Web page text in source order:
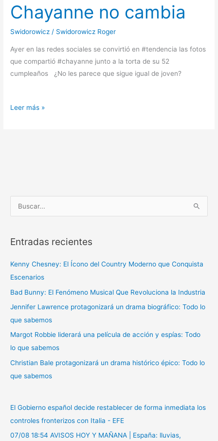
de
Benedicto
Chayanne no cambia
Swidorowicz / Swidorowicz Roger
Ayer en las redes sociales se convirtió en #tendencia las fotos
que compartió #chayanne junto a la torta de su 52
cumpleaños ¿No les parece que sigue igual de joven?⠀ ⠀
Chayanne
Leer más »
u
c
r
p
o
r
:
Entradas recientes
Kenny Chesney: El Ícono del Country Moderno que Conquista
Escenarios
Bad Bunny: El Fenómeno Musical Que Revoluciona la Industria
Jennifer Lawrence protagonizará un drama biográfico: Todo lo
que sabemos
Margot Robbie liderará una película de acción y espías: Todo
lo que sabemos
Christian Bale protagonizará un drama histórico épico: Todo lo
que sabemos
El Gobierno español decide restablecer de forma inmediata los
controles fronterizos con Italia - EFE
07/08 18:54 AVISOS HOY Y MAÑANA | España: lluvias,